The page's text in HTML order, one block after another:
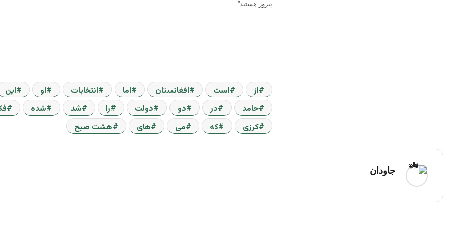
پیروز هستید”.
از است افغانستان اما انتخابات او
این
حامد
در دو دولت را شد شده
کرزی
که می های هشت صبح
جاودان